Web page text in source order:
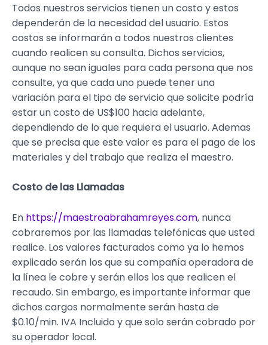
Todos nuestros servicios tienen un costo y estos
dependerán de la necesidad del usuario. Estos
costos se informarán a todos nuestros clientes
cuando realicen su consulta. Dichos servicios,
aunque no sean iguales para cada persona que nos
consulte, ya que cada uno puede tener una
variación para el tipo de servicio que solicite podría
estar un costo de US$100 hacia adelante,
dependiendo de lo que requiera el usuario. Ademas
que se precisa que este valor es para el pago de los
materiales y del trabajo que realiza el maestro.
Costo de las Llamadas
En https://maestroabrahamreyes.com, nunca
cobraremos por las llamadas telefónicas que usted
realice. Los valores facturados como ya lo hemos
explicado serán los que su compañía operadora de
la línea le cobre y serán ellos los que realicen el
recaudo. Sin embargo, es importante informar que
dichos cargos normalmente serán hasta de
$0.10/min. IVA Incluido y que solo serán cobrado por
su operador local.